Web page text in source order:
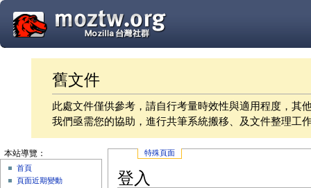
舊文件
此處文件僅供參考，請自行考量時效性與適用程度，其
我們亟需您的協助，進行共筆系統搬移、及文件整理工
特殊頁面
登入
本站導覽：
首頁
頁面近期變動